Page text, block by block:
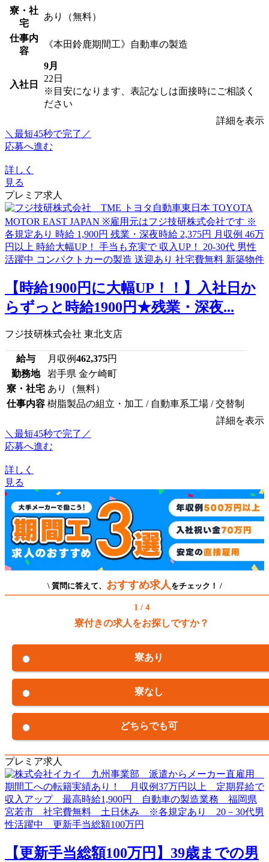
寮・社
宅
あり（無料）
仕事内
容
《本田鈴鹿期間工》自動車の製造
入社日
9月
22日
※目安になります、表記なしは面接時にご相談く
ださい
詳細を表示
＼最短45秒で完了／
応募へ進む
詳しく
見る
プレミア求人
【時給1900円に大幅UP！！】入社日か
らずっと時給1900円★残業・深夜...
フジ技研株式会社 東北支店
給与 月収例462,375円
勤務地
岩手県 金ケ崎町
寮・社宅 あり（無料）
仕事内容 樹脂製品の組立・加工 / 自動車系工場 / 交替制
詳細を表示
＼最短45秒で完了／
応募へ進む
詳しく
見る
\ 質問に答えて、 おすすめ求人をチェック！ /
1 / 4
寮付きの求人をお探しですか？
寮あり
寮なし
どちらでも可
プレミア求人
【更新手当総額100万円】39歳までの男